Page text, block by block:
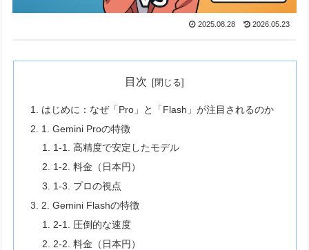
2025.08.28 2026.05.23
目次
はじめに：なぜ「Pro」と「Flash」が注目されるのか
1. Gemini Proの特徴
1-1. 高精度で安定したモデル
1-2. 料金（日本円）
1-3. プロの視点
2. Gemini Flashの特徴
2-1. 圧倒的な速度
2-2. 料金（日本円）